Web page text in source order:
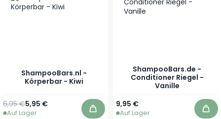
ShampooBars.nl -
Körperbar - Kiwi
Sonderpreis
5,95 €
Regulärer Preis
6,95 €
Auf Lager In den Warenkorb
ShampooBars.de -
Conditioner Riegel -
Vanille
9,95 €
Auf Lager In